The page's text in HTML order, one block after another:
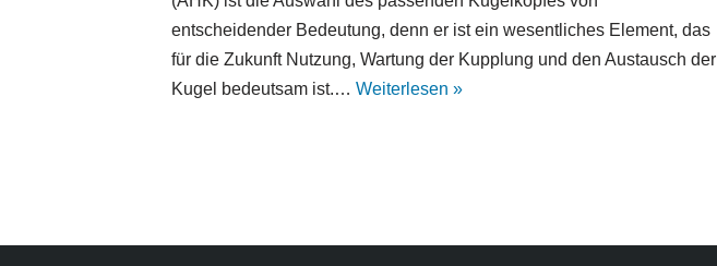
entscheidender Bedeutung, denn er ist ein wesentliches Element, das
für die Zukunft Nutzung, Wartung der Kupplung und den Austausch der
Kugel bedeutsam ist.… Weiterlesen »